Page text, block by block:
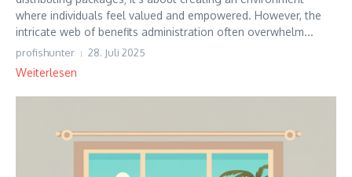
where individuals feel valued and empowered. However, the
intricate web of benefits administration often overwhelm...
profishunter 28. Juli 2025
Weiterlesen